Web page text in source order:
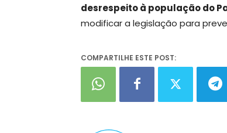
desrespeito à população do
modificar a legislação para
COMPARTILHE ESTE POST: